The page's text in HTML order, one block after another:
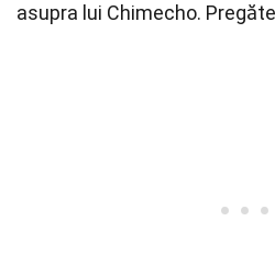
asupra lui Chimecho.